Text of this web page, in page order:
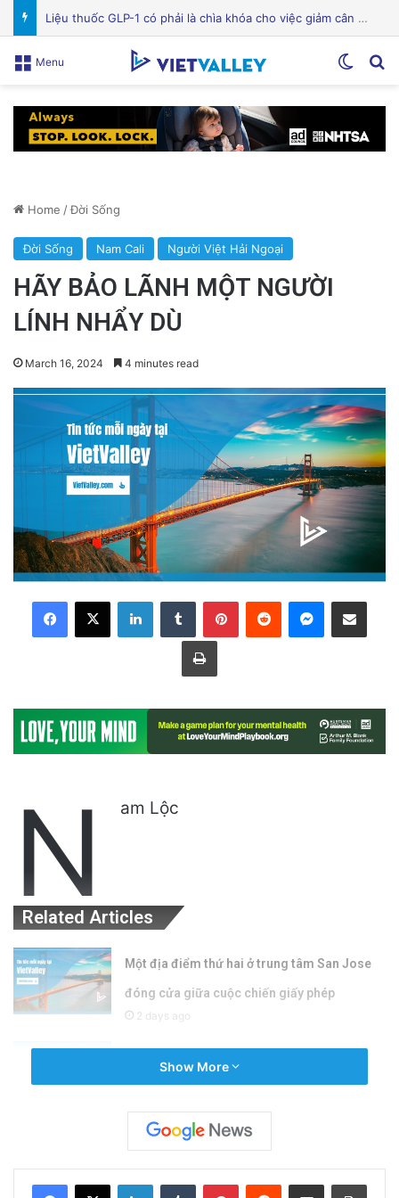
Bệnh viện Silicon Valley: Một trong những cơ sở y tế hàng đầu tại Mỹ
Menu
Home /Đời Sống
Đời Sống Nam Cali Người Việt Hải Ngoại
HÃY BẢO LÃNH MỘT NGƯỜI
LÍNH NHẨY DÙ
March 16, 2024 4 minutes read
LinkedInTumblr PinterestReddit Messenger
Share via Email
Print
N am Lộc
Related Articles
Một địa điểm thứ hai ở trung tâm San Jose
đóng cửa giữa cuộc chiến giấy phép
2 days ago
Tế Gây Tranh Cãi: Quyết Định Ảnh Hưởng
Đến Sức Khỏe Học Sinh
3 days ago
Show More
LinkedInTumblr PinterestReddit Share via Email Print